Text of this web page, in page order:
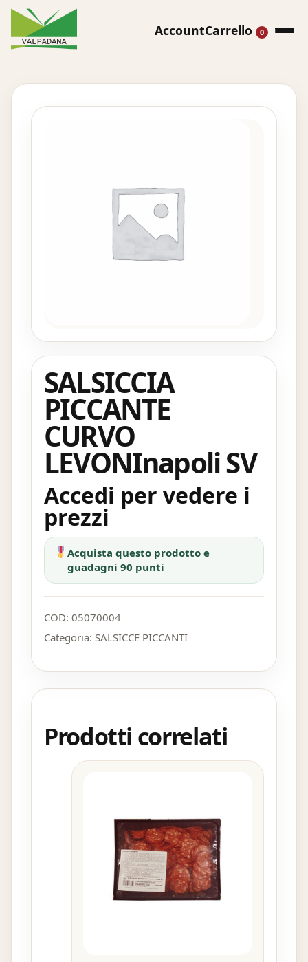
AccountCarrello 0
SALSICCIA
PICCANTE
CURVO
LEVONInapoli SV
Accedi per vedere i
prezzi
Acquista questo prodotto e
guadagni 90 punti
COD: 05070004
Categoria: SALSICCE PICCANTI
Prodotti correlati